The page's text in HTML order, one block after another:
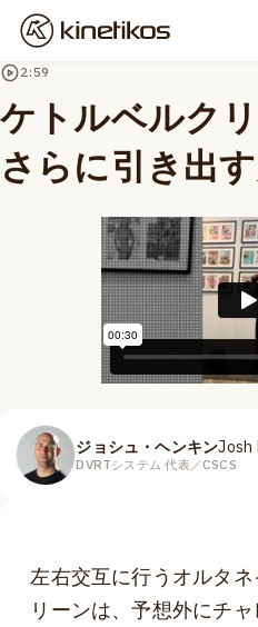
2:59
ケトルベルク
さらに引き出
ジョシュ・ヘンキンJosh
DVRTシステム 代表／CSCS
左右交互に行うオルタ
リーンは、予想外にチ